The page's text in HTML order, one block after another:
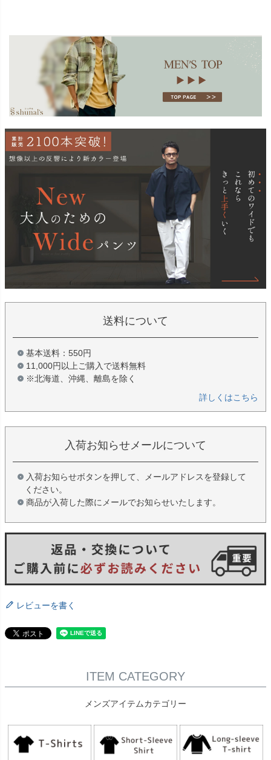
送料について
基本送料：550円
11,000円以上ご購入で送料無料
※北海道、沖縄、離島を除く
詳しくはこちら
入荷お知らせメールについて
入荷お知らせボタンを押して、メールアドレスを登録して
ください。
商品が入荷した際にメールでお知らせいたします。
レビューを書く
ITEM CATEGORY
メンズアイテムカテゴリー